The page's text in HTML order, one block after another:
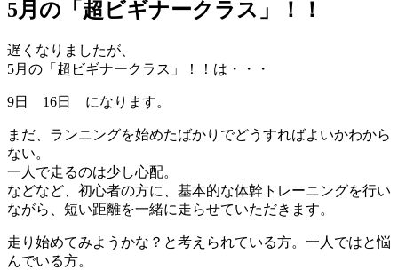
5月の「超ビギナークラス」！！
遅くなりましたが、
5月の「超ビギナークラス」！！は・・・
9日 16日 になります。
まだ、ランニングを始めたばかりでどうすればよいかわから
ない。
一人で走るのは少し心配。
などなど、初心者の方に、基本的な体幹トレーニングを行い
ながら、短い距離を一緒に走らせていただきます。
走り始めてみようかな？と考えられている方。一人ではと悩
んでいる方。